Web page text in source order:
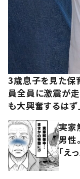
3歳息子を見た保
員全員に激震が
も大興奮するはず」
実家
男性
「えっ